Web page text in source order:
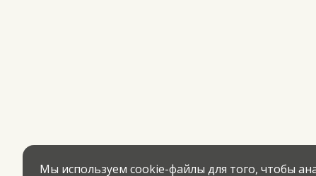
Мы используем cookie-файлы для того, чтобы